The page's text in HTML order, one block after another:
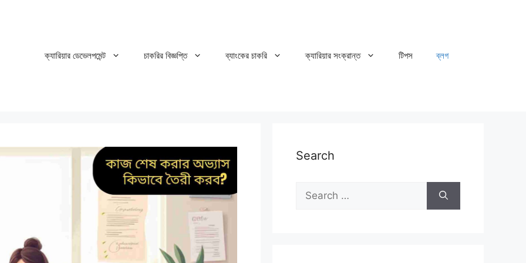
ক্যারিয়ার ডেভেলপমেন্ট চাকরির বিজ্ঞপ্তি ব্যাংকের চাকরি ক্যারিয়ার সংক্রান্ত টিপস ব্লগ
Search
Search
for: